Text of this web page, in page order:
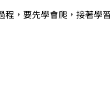
程，要先學會爬，接著學